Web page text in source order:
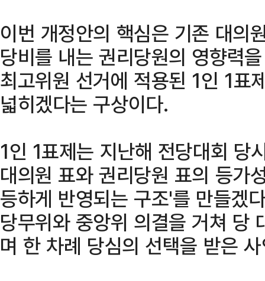
이번 개정안의 핵심은 기존 대의
당비를 내는 권리당원의 영향력
최고위원 선거에 적용된 1인 1표
넓히겠다는 구상이다.
1인 1표제는 지난해 전당대회 당
대의원 표와 권리당원 표의 등가
등하게 반영되는 구조'를 만들겠
당무위와 중앙위 의결을 거쳐 당
며 한 차례 당심의 선택을 받은